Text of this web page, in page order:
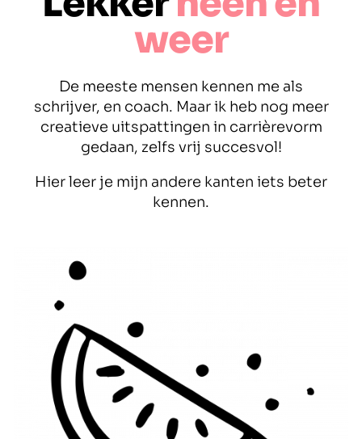
weer
De meeste mensen kennen me als
schrijver, en coach. Maar ik heb nog meer
creatieve uitspattingen in carrièrevorm
gedaan, zelfs vrij succesvol!
Hier leer je mijn andere kanten iets beter
kennen.